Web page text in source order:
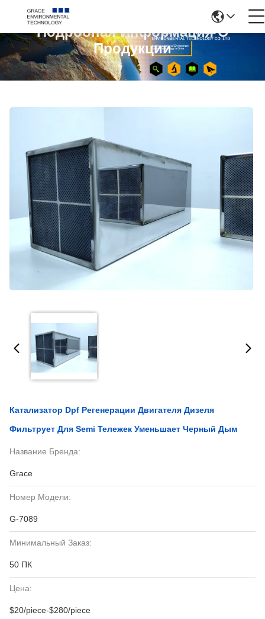
Подробная Информация О
Продукции
Катализатор Dpf Регенерации Двигателя Дизеля
Фильтрует Для Semi Тележек Уменьшает Черный Дым
Название Бренда:
Grace
Номер Модели:
G-7089
Минимальный Заказ:
50 ПК
Цена:
$20/piece-$280/piece